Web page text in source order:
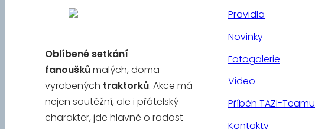
Oblíbené setkání
fanouškůmalých, doma
vyrobených traktorků. Akce má
nejen soutěžní, ale i přátelský
charakter, jde hlavně o radost
Pravidla
Novinky
Fotogalerie
Video
Příběh TAZI-Teamu
Kontakty